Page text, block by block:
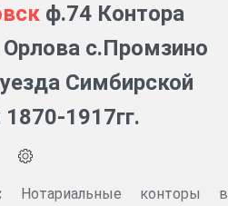
ф.74 Контора
с.Промзино
Симбирской
1870-1917гг.
Нотариальные конторы в